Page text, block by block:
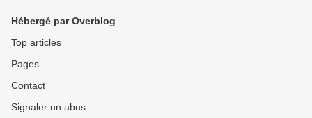
Hébergé par Overblog
Top articles
Pages
Contact
Signaler un abus